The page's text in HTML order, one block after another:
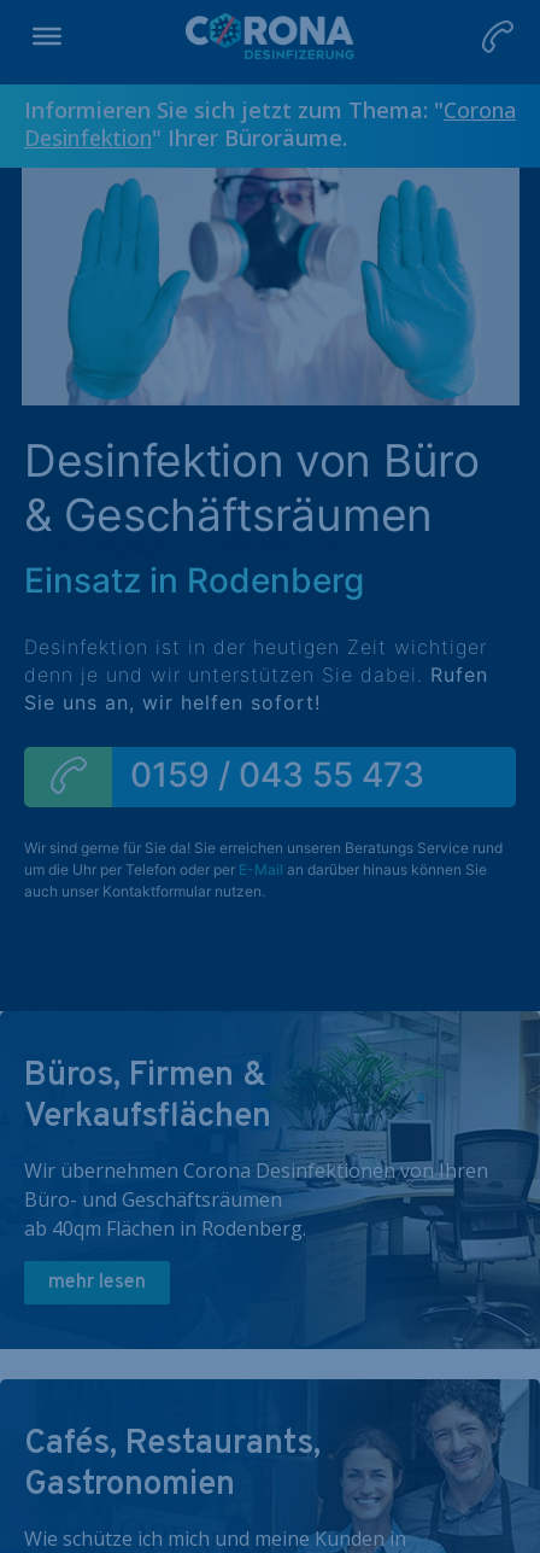
Informieren Sie sich jetzt zum Thema: "Corona
Desinfektion" Ihrer Büroräume.
Desinfektion von Büro
& Geschäftsräumen
Einsatz in Rodenberg
Desinfektion ist in der heutigen Zeit wichtiger
denn je und wir unterstützen Sie dabei. Rufen
Sie uns an, wir helfen sofort!
0159 / 043 55 473
Wir sind gerne für Sie da! Sie erreichen unseren Beratungs Service rund
um die Uhr per Telefon oder per E-Mail an darüber hinaus können Sie
auch unser Kontaktformular nutzen.
Büros, Firmen &
Verkaufsflächen
Wir übernehmen Corona Desinfektionen von Ihren
Büro- und Geschäftsräumen
ab 40qm Flächen in Rodenberg.
mehr lesen
Cafés, Restaurants,
Gastronomien
Wie schütze ich mich und meine Kunden in